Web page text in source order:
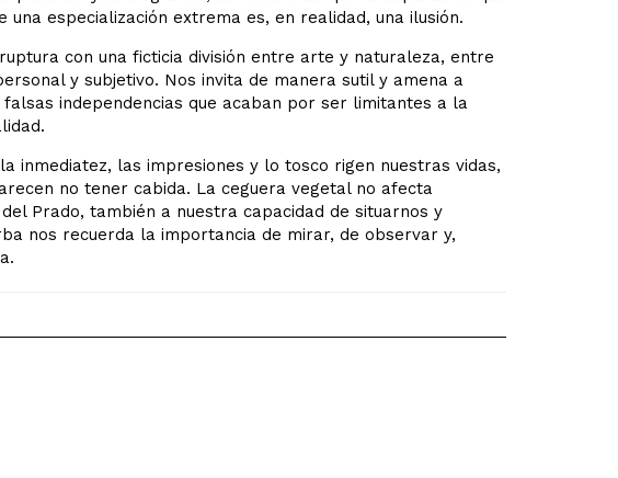
especialización extrema es, en realidad, una ilusión.
con una ficticia división entre arte y naturaleza, entre
y subjetivo. Nos invita de manera sutil y amena a
independencias que acaban por ser limitantes a la
inmediatez, las impresiones y lo tosco rigen nuestras vidas,
no tener cabida. La ceguera vegetal no afecta
Prado, también a nuestra capacidad de situarnos y
nos recuerda la importancia de mirar, de observar y,